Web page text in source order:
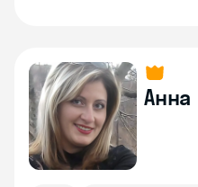
Анна